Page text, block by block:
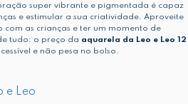
super vibrante e pigmentada é capaz
e estimular a sua criatividade. Aproveite
as crianças e ter um momento de
tudo: o preço da aquarela da Leo e Leo 12
e não pesa no bolso.